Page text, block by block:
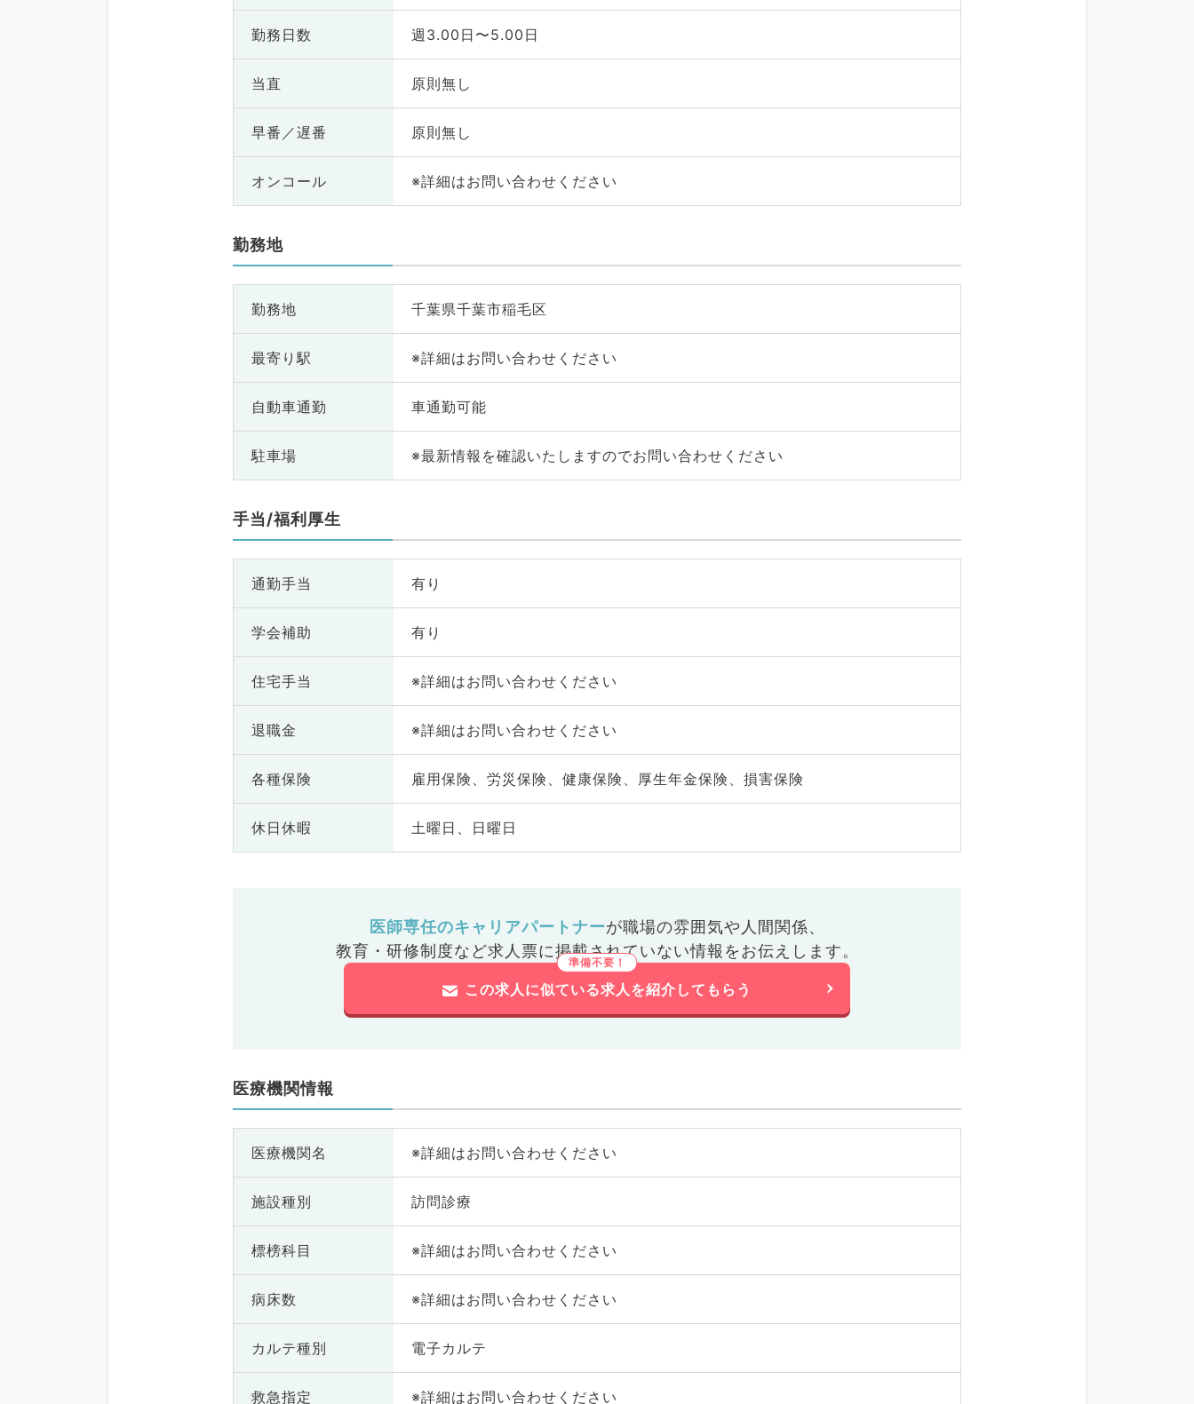
勤務日数 週3.00日〜5.00日
当直 原則無し
早番／遅番 原則無し
オンコール ※詳細はお問い合わせください
勤務地
勤務地 千葉県千葉市稲毛区
最寄り駅 ※詳細はお問い合わせください
自動車通勤 車通勤可能
駐車場 ※最新情報を確認いたしますのでお問い合わせください
手当/福利厚生
通勤手当 有り
学会補助 有り
住宅手当 ※詳細はお問い合わせください
退職金 ※詳細はお問い合わせください
各種保険 雇用保険、労災保険、健康保険、厚生年金保険、損害保険
休日休暇 土曜日、日曜日
医師専任のキャリアパートナーが職場の雰囲気や人間関係、
教育・研修制度など求人票に掲載されていない情報をお伝えします。
この求人に似ている求人を紹介してもらう
医療機関情報
医療機関名 ※詳細はお問い合わせください
施設種別 訪問診療
標榜科目 ※詳細はお問い合わせください
病床数 ※詳細はお問い合わせください
カルテ種別 電子カルテ
救急指定 ※詳細はお問い合わせください